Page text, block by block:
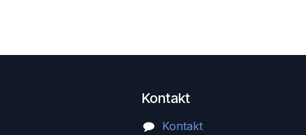
Kontakt
Kontakt